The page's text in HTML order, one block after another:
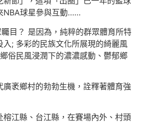
NBA球星參與互動……
目？ 是因為，純粹的群眾體育所特
入; 多彩的民族文化所展現的綺麗風
俗民風浸潤下的濃濃感動、鬱郁鄉
袤鄉村的勃勃生機，詮釋著體育強
榕江縣、台江縣，在賽場內外、村頭